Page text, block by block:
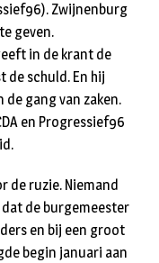
Zwijnenburg
geven.
in de krant de
de schuld. En hij
gang van zaken.
en Progressief96
de ruzie. Niemand
de burgemeester
en bij een groot
begin januari aan